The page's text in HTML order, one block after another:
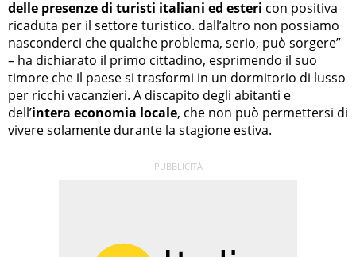
delle presenze di turisti italiani ed esteri con positiva
ricaduta per il settore turistico. dall’altro non possiamo
nasconderci che qualche problema, serio, può sorgere”
– ha dichiarato il primo cittadino, esprimendo il suo
timore che il paese si trasformi in un dormitorio di lusso
per ricchi vacanzieri. A discapito degli abitanti e
dell’intera economia locale, che non può permettersi di
vivere solamente durante la stagione estiva.